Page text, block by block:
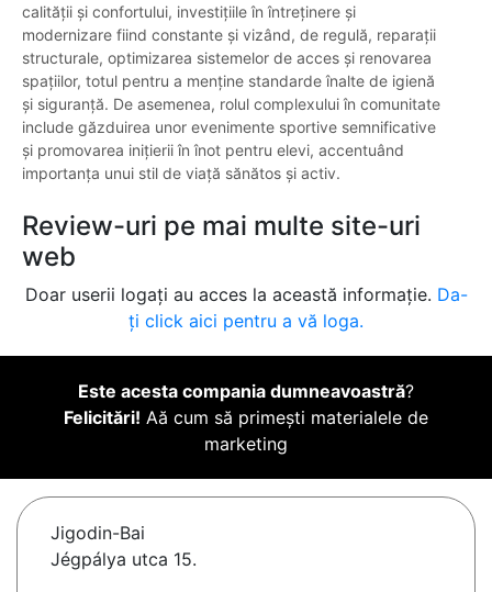
calității și confortului, investițiile în întreținere și
modernizare fiind constante și vizând, de regulă, reparații
structurale, optimizarea sistemelor de acces și renovarea
spațiilor, totul pentru a menține standarde înalte de igienă
și siguranță. De asemenea, rolul complexului în comunitate
include găzduirea unor evenimente sportive semnificative
și promovarea inițierii în înot pentru elevi, accentuând
importanța unui stil de viață sănătos și activ.
Review-uri pe mai multe site-uri
web
Doar userii logați au acces la această informație. Da-
ți click aici pentru a vă loga.
Este acesta compania dumneavoastră?
Felicitări! Aă cum să primești materialele de
marketing
Jigodin-Bai
Jégpálya utca 15.